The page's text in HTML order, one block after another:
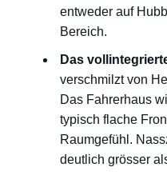
entweder auf
Bereich.
Das
verschmilzt von
Das Fahrerhaus
typisch flache
Raumgefühl.
deutlich grösser